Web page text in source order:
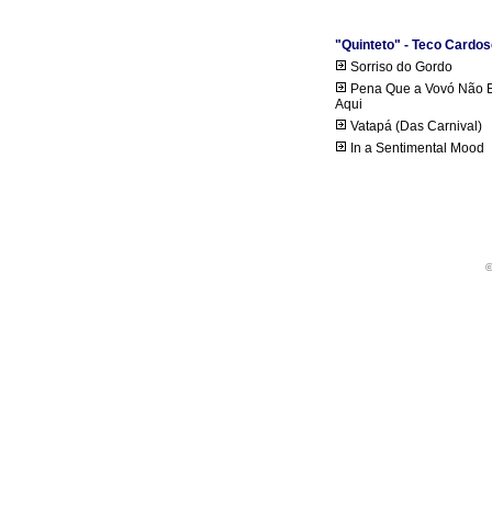
"Quinteto" - Teco
Sorriso do Gordo
Pena Que a Vovó Não
Aqui
Vatapá (Das Carnival)
In a Sentimental Mood